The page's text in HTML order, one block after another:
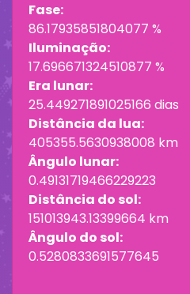
Fase:
86.17935851804077 %
Iluminação:
17.696671324510877 %
Era lunar:
25.449271891025166 dias
Distância da lua:
405355.5630938008 km
Ângulo lunar:
0.49131719466229223
Distância do sol:
151013943.13399664 km
Ângulo do sol:
0.5280833691577645